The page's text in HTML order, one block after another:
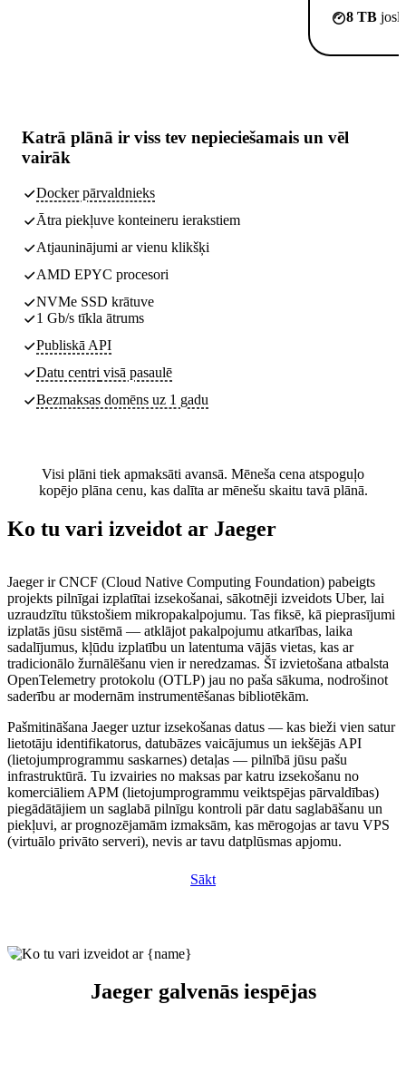
8 TB
Katrā plānā ir viss tev nepieciešamais un vēl
vairāk
Docker pārvaldnieks
Ātra piekļuve konteineru ierakstiem
Atjauninājumi ar vienu klikšķi
AMD EPYC procesori
NVMe SSD krātuve
1 Gb/s tīkla ātrums
Publiskā API
Datu centri visā pasaulē
Bezmaksas domēns uz 1 gadu
Visi plāni tiek apmaksāti avansā. Mēneša cena atspoguļo
kopējo plāna cenu, kas dalīta ar mēnešu skaitu tavā plānā.
Ko tu vari izveidot ar Jaeger
Jaeger ir CNCF (Cloud Native Computing Foundation) pabeigts
projekts pilnīgai izplatītai izsekošanai, sākotnēji izveidots Uber, lai
uzraudzītu tūkstošiem mikropakalpojumu. Tas fiksē, kā pieprasījumi
izplatās jūsu sistēmā — atklājot pakalpojumu atkarības, laika
sadalījumus, kļūdu izplatību un latentuma vājās vietas, kas ar
tradicionālo žurnālēšanu vien ir neredzamas. Šī izvietošana atbalsta
OpenTelemetry protokolu (OTLP) jau no paša sākuma, nodrošinot
saderību ar modernām instrumentēšanas bibliotēkām.
Pašmitināšana Jaeger uztur izsekošanas datus — kas bieži vien satur
lietotāju identifikatorus, datubāzes vaicājumus un iekšējās API
(lietojumprogrammu saskarnes) detaļas — pilnībā jūsu pašu
infrastruktūrā. Tu izvairies no maksas par katru izsekošanu no
komerciāliem APM (lietojumprogrammu veiktspējas pārvaldības)
piegādātājiem un saglabā pilnīgu kontroli pār datu saglabāšanu un
piekļuvi, ar prognozējamām izmaksām, kas mērogojas ar tavu VPS
(virtuālo privāto serveri), nevis ar tavu datplūsmas apjomu.
Sākt
Jaeger galvenās iespējas